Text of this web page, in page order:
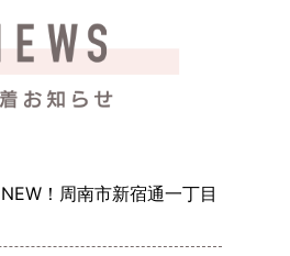
NEW！周南市新宿通一丁目